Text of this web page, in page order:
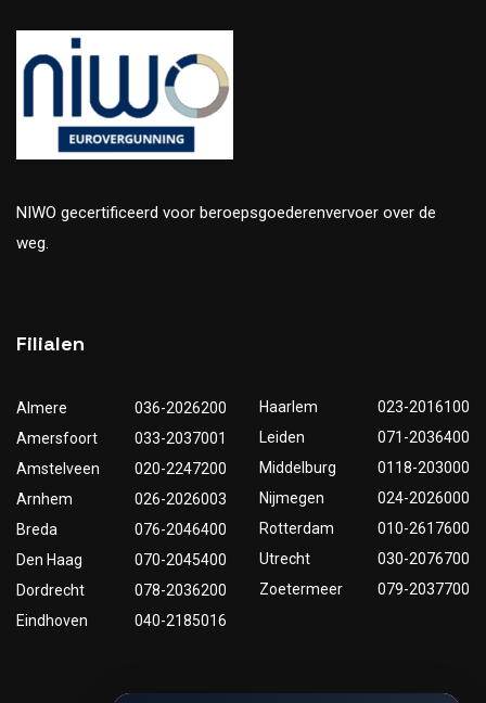
NIWO gecertificeerd voor beroepsgoederenvervoer over de
weg.
Filialen
Almere
036-2026200
Amersfoort
033-2037001
Amstelveen
020-2247200
Arnhem
026-2026003
Breda
076-2046400
Den Haag
070-2045400
Dordrecht
078-2036200
Eindhoven
040-2185016
Haarlem
023-2016100
Leiden
071-2036400
Middelburg
0118-203000
Nijmegen
024-2026000
Rotterdam
010-2617600
Utrecht
030-2076700
Zoetermeer
079-2037700